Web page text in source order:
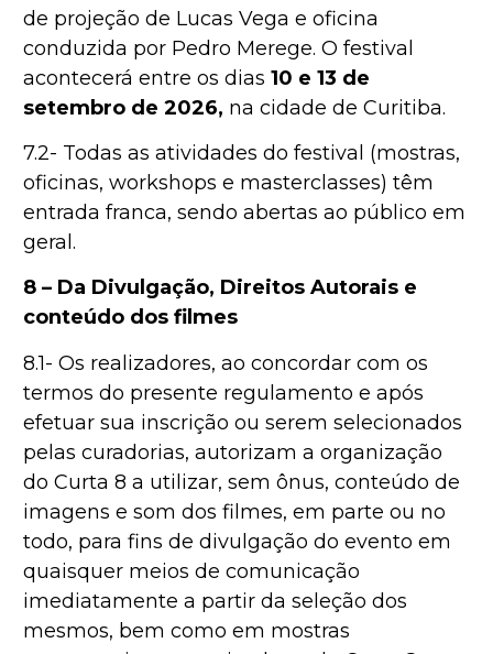
de projeção de Lucas Vega e oficina
conduzida por Pedro Merege. O festival
acontecerá entre os dias 10 e 13 de
setembro de 2026, na cidade de Curitiba.
7.2- Todas as atividades do festival (mostras,
oficinas, workshops e masterclasses) têm
entrada franca, sendo abertas ao público em
geral.
8 – Da Divulgação, Direitos Autorais e
conteúdo dos filmes
8.1- Os realizadores, ao concordar com os
termos do presente regulamento e após
efetuar sua inscrição ou serem selecionados
pelas curadorias, autorizam a organização
do Curta 8 a utilizar, sem ônus, conteúdo de
imagens e som dos filmes, em parte ou no
todo, para fins de divulgação do evento em
quaisquer meios de comunicação
imediatamente a partir da seleção dos
mesmos, bem como em mostras